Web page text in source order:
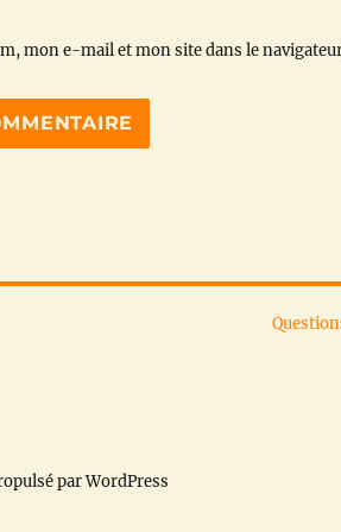
mon e-mail et mon site dans le
par WordPress